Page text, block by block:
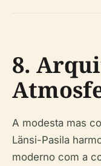
8.
A modesta mas
Länsi-Pasila
moderno com a